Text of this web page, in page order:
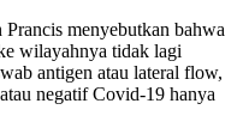
menyebutkan bahwa
wilayahnya tidak lagi
antigen atau lateral flow,
negatif Covid-19 hanya